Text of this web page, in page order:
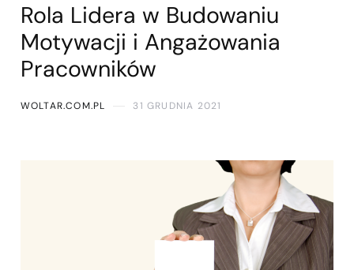
Rola Lidera w Budowaniu
Motywacji i Angażowania
Pracowników
WOLTAR.COM.PL 31 GRUDNIA 2021